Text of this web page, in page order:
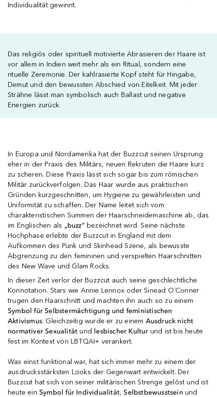
Individualität gewinnt.
Das religiös oder spirituell motivierte Abrasieren der Haare ist
vor allem in Indien weit mehr als ein Ritual, sondern eine
rituelle Zeremonie. Der kahlrasierte Kopf steht für Hingabe,
Demut und den bewussten Abschied von Eitelkeit. Mit jeder
Strähne lässt man symbolisch auch Ballast und negative
Energien zurück.
In Europa und Nordamerika hat der Buzzcut seinen Ursprung
eher in der Praxis des Militärs, neuen Rekruten die Haare kurz
zu scheren. Diese Praxis lässt sich sogar bis zum römischen
Militär zurückverfolgen. Das Haar wurde aus praktischen
Gründen kurzgeschnitten, um Hygiene zu gewährleisten und
Uniformität zu schaffen. Der Name leitet sich vom
charakteristischen Summen der Haarschneidemaschine ab, das
im Englischen als „buzz“ bezeichnet wird. Seine nächste
Hochphase erlebte der Buzzcut in England mit dem
Aufkommen des Punk und Skinhead Szene, als bewusste
Abgrenzung zu den femininen und verspielten Haarschnitten
des New Wave und Glam Rocks.
In dieser Zeit verlor der Buzzcut auch seine geschlechtliche
Konnotation. Stars wie Annie Lennox oder Sinead O´Conner
trugen den Haarschnitt und machten ihn auch so zu einem
Symbol für Selbstermächtigung und feministischen
Aktivismus. Gleichzeitig wurde er zu einem Ausdruck nicht
normativer Sexualitätund lesbischer Kultur und ist bis heute
fest im Kontext von LBTQAI+ verankert.
Was einst funktional war, hat sich immer mehr zu einem der
ausdrucksstärksten Looks der Gegenwart entwickelt. Der
Buzzcut hat sich von seiner militärischen Strenge gelöst und ist
heute ein Symbol für Individualität,Selbstbewusstseinund